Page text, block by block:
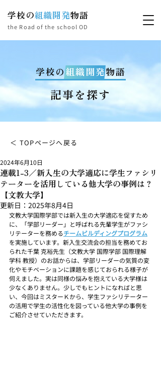
学校の組織開発物語
the Road of the school OD
学校の組織開発物語
記事を探す
＜ TOPページへ戻る
連載1-3／新入生の大学適応に学生ファシリ
テーターを活用している他大学の事例は？
【文教大学】
2024年6月10日
更新日： 2025年8月4日
文教大学国際学部では新入生の大学適応を促すため
に、「学部リーダー」と呼ばれる先輩学生がファシ
リテーターを務めるチームビルディングプログラム
を実施しています。新入生交流会の担当を務めてお
られた千葉 克裕先生（文教大学 国際学部 国際理解
学科 教授）のお話からは、学部リーダーの気質の変
化やモチベーションに課題を感じておられる様子が
伺えました。実は同様の悩みを抱えている大学様は
少なくありません。少しでもヒントになればと思
い、今回はミスターＫから、学生ファシリテーター
の活用で学生の活性化を図っている他大学の事例を
ご紹介させていただきます。